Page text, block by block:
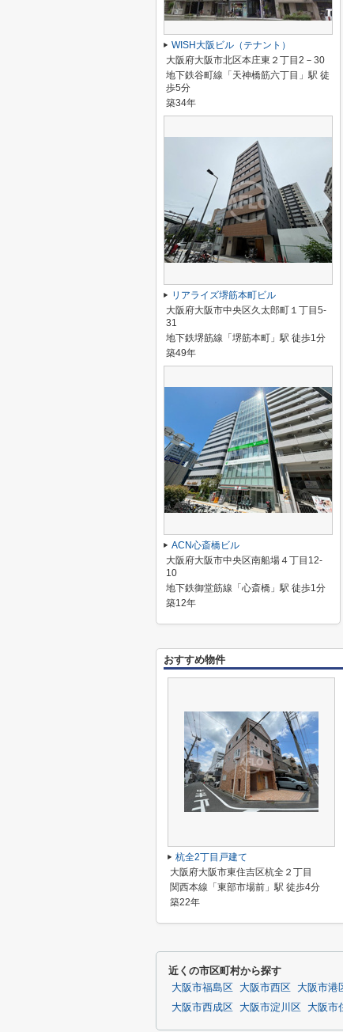
WISH大阪ビル（テナント）
大阪府大阪市北区本庄東２丁目2－30
地下鉄谷町線「天神橋筋六丁目」駅 徒
歩5分
築34年
リアライズ堺筋本町ビル
大阪府大阪市中央区久太郎町１丁目5-
31
地下鉄堺筋線「堺筋本町」駅 徒歩1分
築49年
ACN心斎橋ビル
大阪府大阪市中央区南船場４丁目12-
10
地下鉄御堂筋線「心斎橋」駅 徒歩1分
築12年
おすすめ物件
杭全2丁目戸建て
大阪府大阪市東住吉区杭全２丁目
関西本線「東部市場前」駅 徒歩4分
築22年
近くの市区町村から探す
大阪市福島区 大阪市西区 大阪市港
大阪市西成区
大阪市淀川区 大阪市